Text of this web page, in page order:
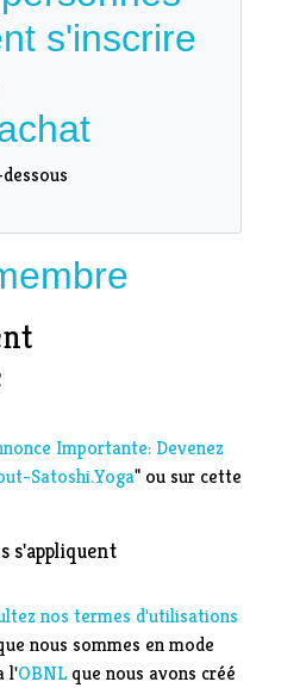
s'inscrire
Importante: Devenez
Satoshi.Yoga" ou sur cette
s'appliquent
nos termes d'utilisations
nous sommes en mode
l'OBNLque nous avons créé